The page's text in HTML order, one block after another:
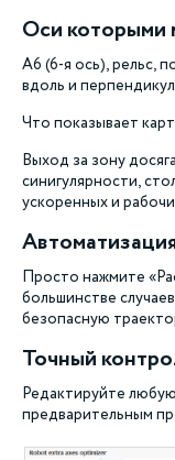
Оси которыми
A6 (6-я ось), рельс,
вдоль и
Что показывает
Выход за зону
синигулярности,
ускоренных и
Просто нажмите
большинстве
безопасную
Точный
Редактируйте
предварительным